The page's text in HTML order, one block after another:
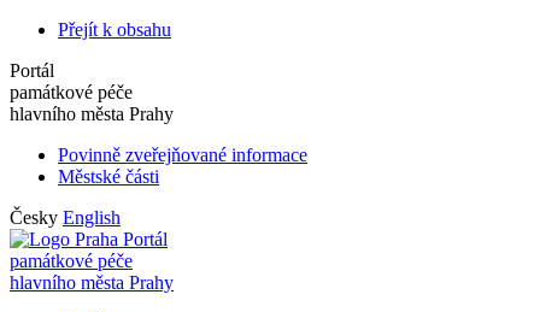
Přejít k obsahu
Portál
památkové péče
hlavního města Prahy
Povinně zveřejňované informace
Městské části
Česky English
Portál
památkové péče
hlavního města Prahy